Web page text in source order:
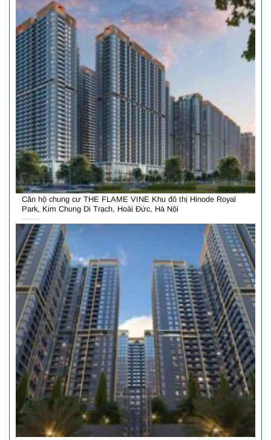
Căn hộ chung cư THE FLAME VINE Khu đô thị Hinode Royal
Park, Kim Chung Di Trạch, Hoài Đức, Hà Nội